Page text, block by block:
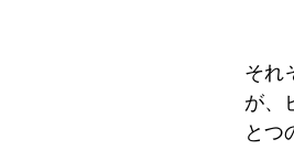
それ
が、
とつ